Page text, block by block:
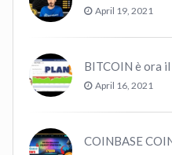
April 19, 2021
BITCOIN è ora
April 16, 2021